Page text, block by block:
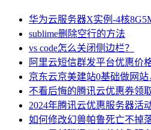
华为云服务器X实例-4核
sublime删除空行的方法
vs code怎么关闭侧边栏？
阿里云短信群发平台优惠价
京东云京美建站0基础做网站
不看后悔的腾讯云优惠券领
2024年腾讯云优惠服务器活
如何修改幻兽帕鲁死亡不掉